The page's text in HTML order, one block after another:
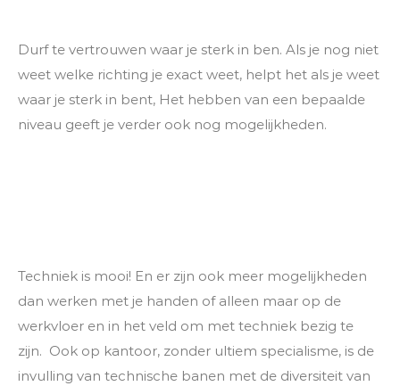
Durf te vertrouwen waar je sterk in ben. Als je nog niet
weet welke richting je exact weet, helpt het als je weet
waar je sterk in bent, Het hebben van een bepaalde
niveau geeft je verder ook nog mogelijkheden.
Techniek is mooi! En er zijn ook meer mogelijkheden
dan werken met je handen of alleen maar op de
werkvloer en in het veld om met techniek bezig te
zijn. Ook op kantoor, zonder ultiem specialisme, is de
invulling van technische banen met de diversiteit van